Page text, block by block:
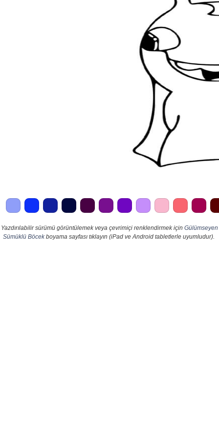
Yazdırılabilir sürümü görüntülemek veya çevrimiçi renklendirmek için Gülümseyen
Sümüklü Böcekboyama sayfası tıklayın (iPad ve Android tabletlerle uyumludur).